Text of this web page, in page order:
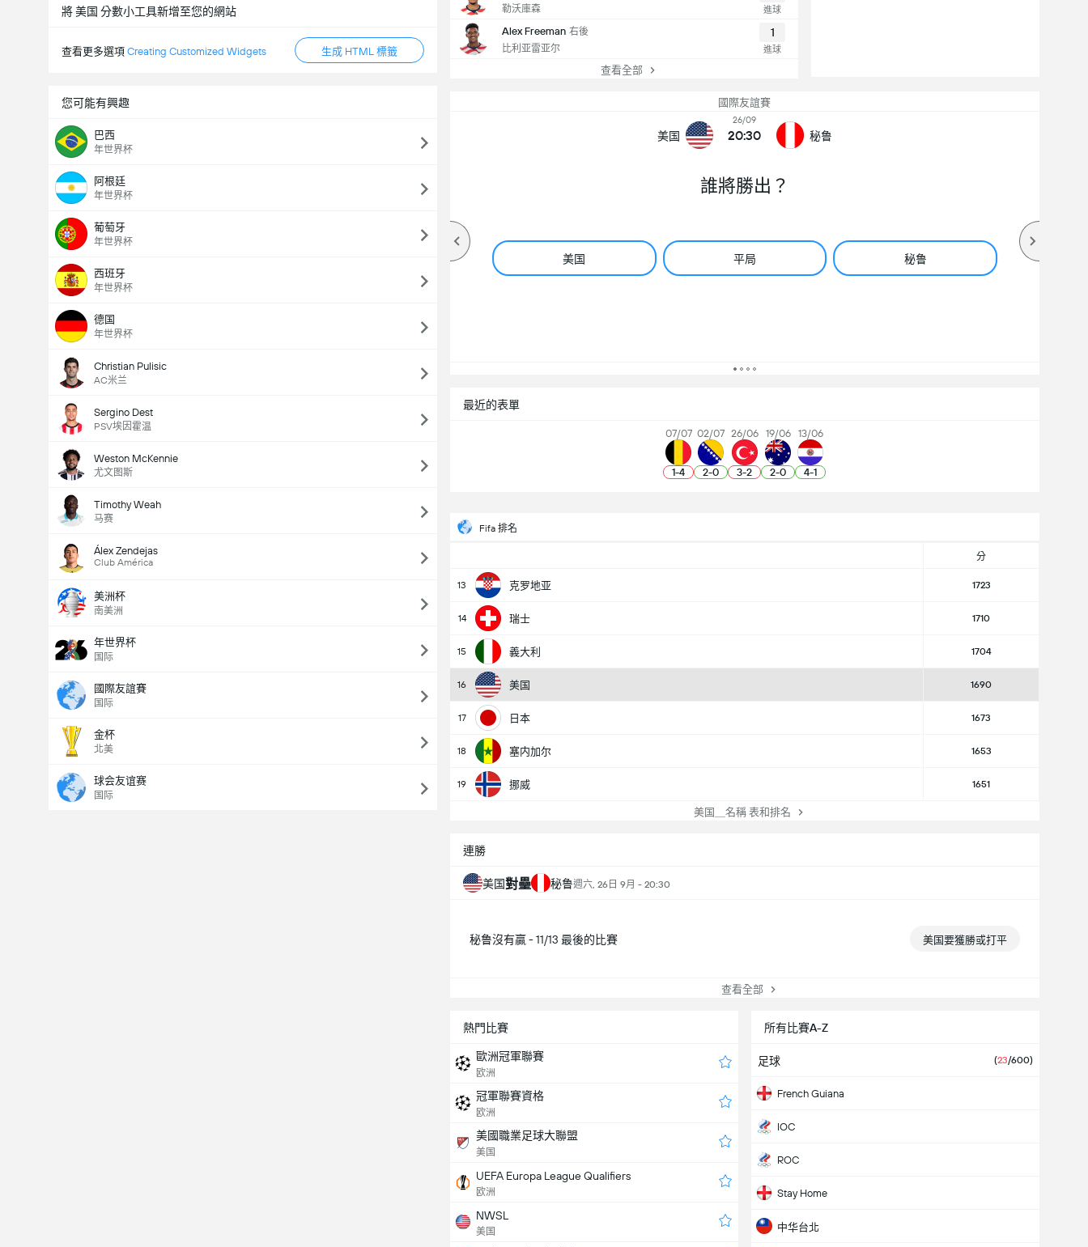
將 美国 分數小工具新增至您的網站
查看更多選項 Creating Customized Widgets 生成 HTML 標籤
您可能有興趣
巴西
年世界杯
阿根廷
年世界杯
葡萄牙
年世界杯
西班牙
年世界杯
德国
年世界杯
Christian Pulisic
AC米兰
Sergino Dest
PSV埃因霍温
Weston McKennie
尤文图斯
Timothy Weah
马赛
Álex Zendejas
Club América
美洲杯
南美洲
年世界杯
国际
國際友誼賽
国际
金杯
北美
球会友谊赛
国际
勒沃庫森
進球
Alex Freeman 右後
比利亚雷亚尔
1
進球
查看全部
國際友誼賽
美国
26/09
20:30 秘鲁
誰將勝出？
美国 平局 秘鲁
國際友誼賽
美国
全場總得分 (2.5)
最近的表單
07/07
1-4
02/07
2-0
26/06
3-2
19/06
2-0
13/06
4-1
Fifa 排名
分
13 克罗地亚 1723
14 瑞士 1710
15 義大利 1704
16 美国 1690
17 日本 1673
18 塞内加尔 1653
19 挪威 1651
美国＿名稱 表和排名
連勝
美国對壘 秘鲁週六, 26日 9月 - 20:30
秘鲁沒有贏 - 11/13 最後的比賽 美国要獲勝或打平
查看全部
熱門比賽
歐洲冠軍聯賽
欧洲
冠軍聯賽資格
欧洲
美國職業足球大聯盟
美国
UEFA Europa League Qualifiers
欧洲
NWSL
美国
所有比賽A-Z
足球 (23/600)
French Guiana
IOC
ROC
Stay Home
中华台北